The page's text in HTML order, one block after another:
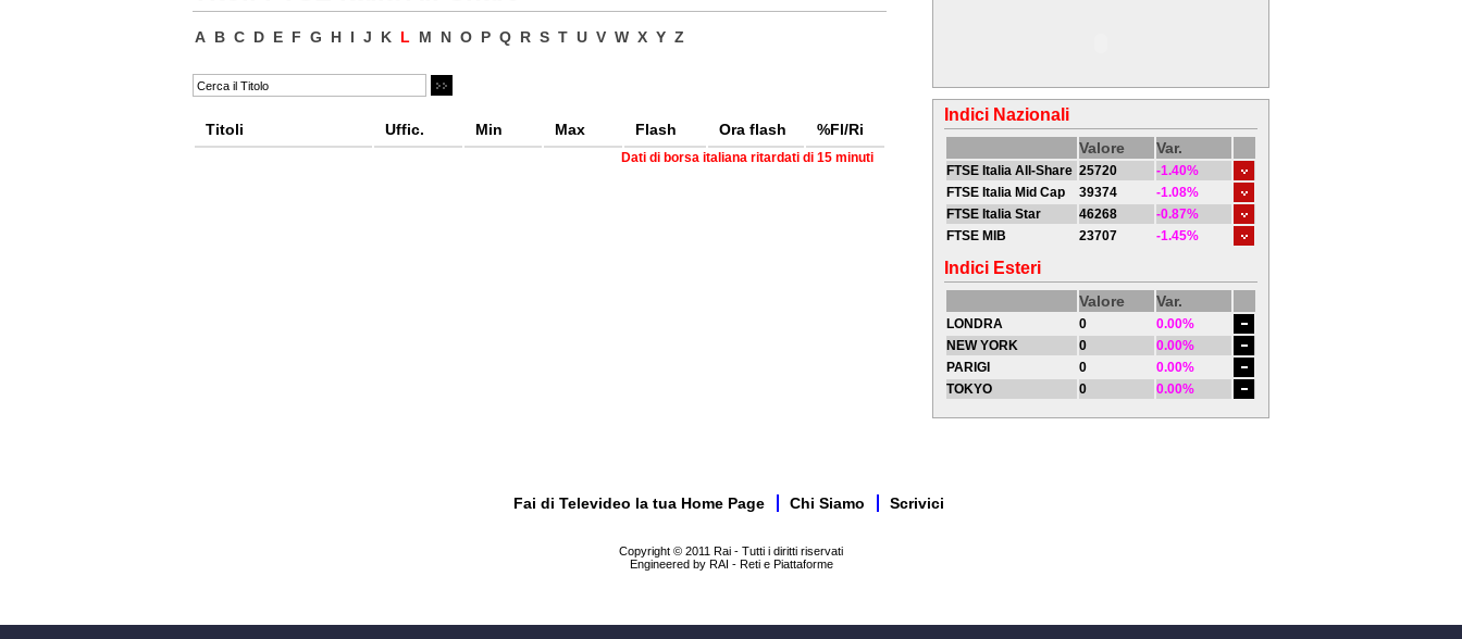
A B C D E F G H I J K L M N O P Q R S T U V W X Y Z
Titoli Uffic. Min Max Flash Ora flash %Fl/Ri
Dati di borsa italiana ritardati di 15 minuti
Indici Nazionali
Valore Var.
FTSE Italia All-Share 25720
-1.40%
FTSE Italia Mid Cap
39374
-1.08%
FTSE Italia Star
46268
-0.87%
FTSE MIB
23707 -1.45%
Indici Esteri
Valore Var.
LONDRA 0
0.00%
NEW YORK
0
0.00%
PARIGI
0
0.00%
TOKYO
0 0.00%
Fai di Televideo la tua Home Page Chi Siamo Scrivici
Copyright © 2011 Rai - Tutti i diritti riservati
Engineered by RAI - Reti e Piattaforme